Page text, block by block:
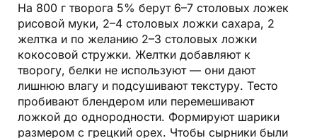
На 800 г творога 5% берут 6–7 столовых ложек
рисовой муки, 2–4 столовых ложки сахара, 2
желтка и по желанию 2–3 столовых ложки
кокосовой стружки. Желтки добавляют к
творогу, белки не используют — они дают
лишнюю влагу и подсушивают текстуру. Тесто
пробивают блендером или перемешивают
ложкой до однородности. Формируют шарики
размером с грецкий орех. Чтобы сырники были